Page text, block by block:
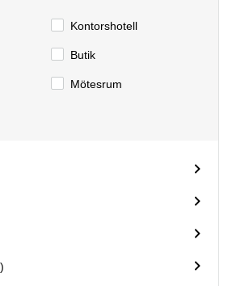
Kontorshotell
Butik
Mötesrum